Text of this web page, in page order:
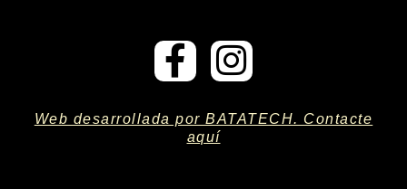
Web desarrollada por BATATECH. Contacte
aquí